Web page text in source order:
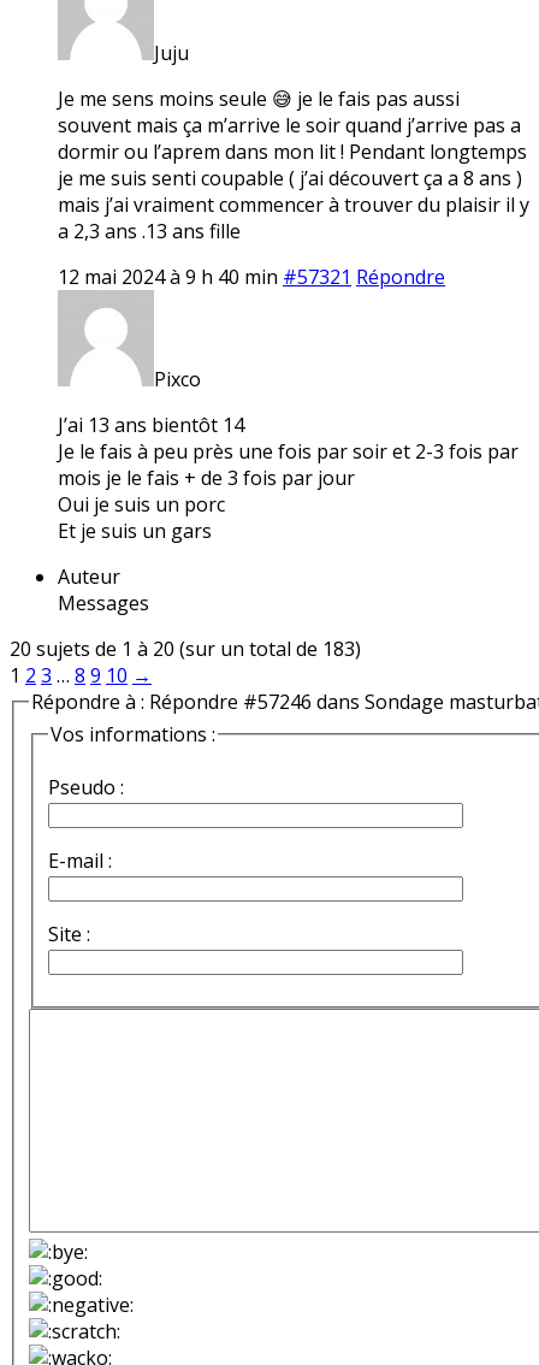
Juju
Je me sens moins seule 😅 je le fais pas aussi
souvent mais ça m’arrive le soir quand j’arrive pas a
dormir ou l’aprem dans mon lit ! Pendant longtemps
je me suis senti coupable ( j’ai découvert ça a 8 ans )
mais j’ai vraiment commencer à trouver du plaisir il y
a 2,3 ans .13 ans fille
12 mai 2024 à 9 h 40 min #57321 Répondre
Pixco
J’ai 13 ans bientôt 14
Je le fais à peu près une fois par soir et 2-3 fois par
mois je le fais + de 3 fois par jour
Oui je suis un porc
Et je suis un gars
Auteur
Messages
20 sujets de 1 à 20 (sur un total de 183)
1 2 3 … 8 9 10 →
Répondre à : Répondre #57246 dans Sondage
Vos informations :
Pseudo :
E-mail :
Site :